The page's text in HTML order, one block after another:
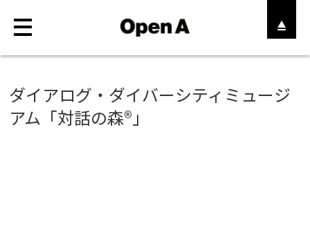
ABOUT
WORKS
ダイアログ・ダイバーシティミュージ
アム「対話の森®️」